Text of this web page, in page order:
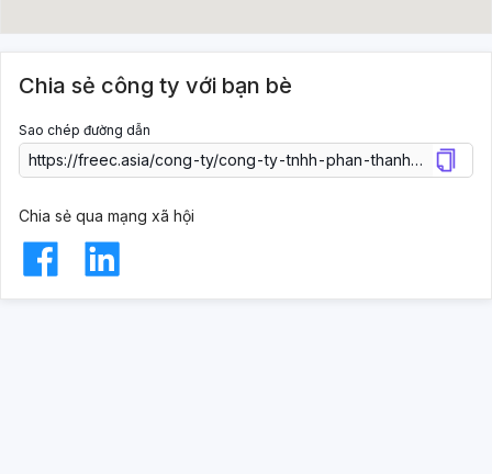
Chia sẻ công ty với bạn bè
Sao chép đường dẫn
Chia sẻ qua mạng xã hội